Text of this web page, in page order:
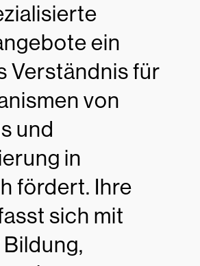
ein
Verständnis für
von
und
in
fördert. Ihre
sich mit